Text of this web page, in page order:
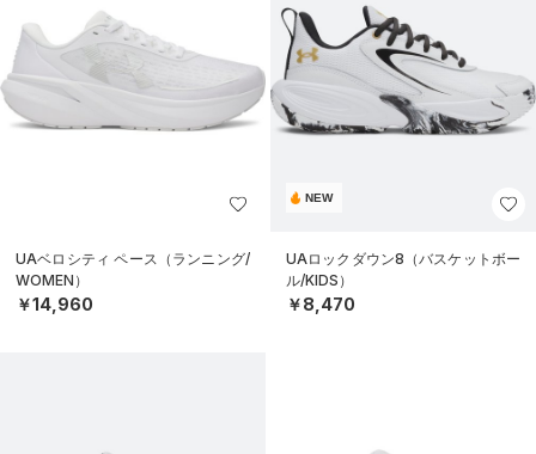
UAベロシティ ペース（ランニング/
WOMEN）
￥14,960
NEW
UAロックダウン8（バスケットボー
ル/KIDS）
￥8,470